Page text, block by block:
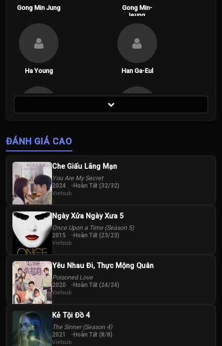
Gong Min Jung
Gong Min-
jeung
Ha Young Han Ga-Eul
Lee Hak-Joo
Park Ji Ho
ĐÁNH GIÁ CAO
Che Giấu Lãng Mạn
You Are My Secret
2024 Hoàn Tất (32/32)
Vietsub
Ngày Xửa Ngày Xưa 5
Once Upon a Time (Season 5)
2015 Hoàn Tất (23/23)
Vietsub
Yêu Nhau Đi, Thực Mộng Quân
Poisoned Love
2020 Hoàn Tất (24/24)
Vietsub
Kẻ Tội Đồ 4
The Sinner (Season 4)
2021 Hoàn Tất (8/8)
Vietsub